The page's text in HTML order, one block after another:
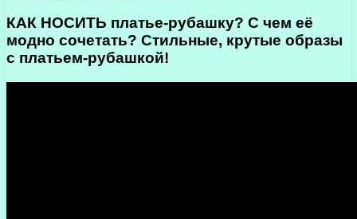
КАК НОСИТЬ платье-рубашку? С чем её
модно сочетать? Стильные, крутые образы
с платьем-рубашкой!